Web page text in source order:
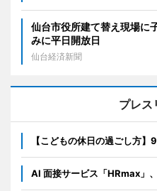
仙台市役所建て替え現場
みに平日開放日
仙台経済新聞
プレス
【こどもの休日の過ごし方
AI 面接サービス「HRmax」